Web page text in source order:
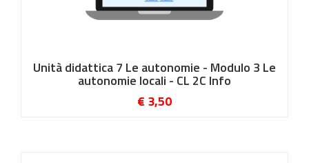
Unità didattica 7 Le autonomie - Modulo 3 Le
autonomie locali - CL 2C Info
€ 3,50